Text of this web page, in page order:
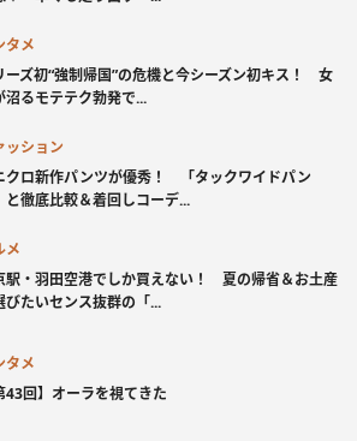
タメ
ーズ初“強制帰国”の危機と今シーズン初キス！ 女
沼るモテテク勃発で...
ッション
クロ新作パンツが優秀！ 「タックワイドパン
と徹底比較＆着回しコーデ...
メ
駅・羽田空港でしか買えない！ 夏の帰省＆お土産
びたいセンス抜群の「...
タメ
43回】オーラを視てきた